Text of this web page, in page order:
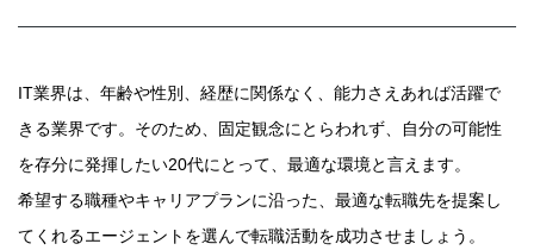
IT業界は、年齢や性別、経歴に関係なく、能力さえあれば活躍で
きる業界です。そのため、固定観念にとらわれず、自分の可能性
を存分に発揮したい20代にとって、最適な環境と言えます。
希望する職種やキャリアプランに沿った、最適な転職先を提案し
てくれるエージェントを選んで転職活動を成功させましょう。